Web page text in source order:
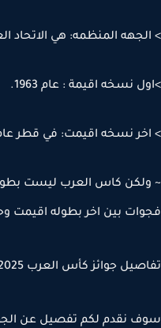
المنظمه: هي الاتحاد
نسخه اقيمة : عام 1963.
نسخه اقيمت: في قطر عام 2021 وفاز بها منتخب الجزائر.
كاس العرب ليست بطوله
بين اخر بطوله اقيمت
جوائز كأس العرب 2025
نقدم لكم تفصيل عن الجوائز